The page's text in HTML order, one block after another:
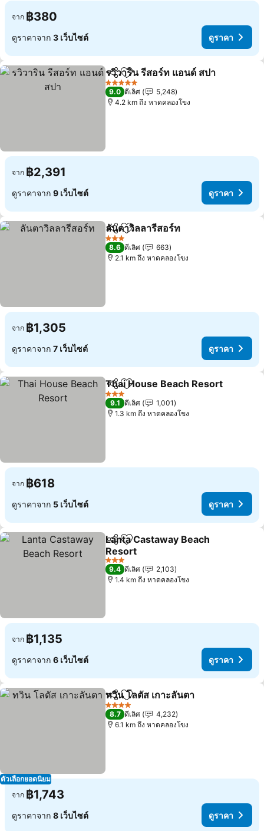
จาก ฿380
ดูราคาจาก 3 เว็บไซต์ ดูราคา
แชร์ เพิ่มในรายการโปรด
รวิวาริน รีสอร์ท แอนด์ สปา
5 ดาว
9.0 ดีเลิศ
5,248
4.2 km ถึง หาดคลองโขง
จาก ฿2,391
ดูราคาจาก 9 เว็บไซต์ ดูราคา
แชร์ เพิ่มในรายการโปรด
ลันตาวิลลารีสอร์ท
3 ดาว
8.6 ดีเลิศ
663
2.1 km ถึง หาดคลองโขง
จาก ฿1,305
ดูราคาจาก 7 เว็บไซต์ ดูราคา
แชร์ เพิ่มในรายการโปรด
Thai House Beach Resort
3 ดาว
9.1 ดีเลิศ
1,001
1.3 km ถึง หาดคลองโขง
จาก ฿618
ดูราคาจาก 5 เว็บไซต์ ดูราคา
แชร์ เพิ่มในรายการโปรด
Lanta Castaway Beach
Resort
ดูราคา
3 ดาว
9.4 ดีเลิศ
2,103
1.4 km ถึง หาดคลองโขง
จาก ฿1,135
ดูราคาจาก 6 เว็บไซต์ ดูราคา
ตัวเลือกยอดนิยม
แชร์ เพิ่มในรายการโปรด
ทวิน โลตัส เกาะลันตา
4 ดาว
8.7 ดีเลิศ
4,232
6.1 km ถึง หาดคลองโขง
จาก ฿1,743
ดูราคาจาก 8 เว็บไซต์ ดูราคา